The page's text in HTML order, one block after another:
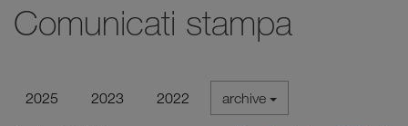
Comunicati stampa
2025 2023 2022 archive